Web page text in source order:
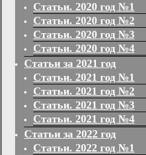
Статьи. 2020 год №1
Статьи. 2020 год №2
Статьи. 2020 год №3
Статьи. 2020 год №4
Статьи за 2021 год
Статьи. 2021 год №1
Статьи. 2021 год №2
Статьи. 2021 год №3
Статьи. 2021 год №4
Статьи за 2022 год
Статьи. 2022 год №1